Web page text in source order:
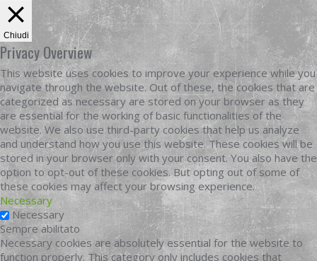
Chiudi
Privacy Overview
This website uses cookies to improve your experience while you
navigate through the website. Out of these, the cookies that are
categorized as necessary are stored on your browser as they
are essential for the working of basic functionalities of the
website. We also use third-party cookies that help us analyze
and understand how you use this website. These cookies will be
stored in your browser only with your consent. You also have the
option to opt-out of these cookies. But opting out of some of
these cookies may affect your browsing experience.
Necessary
Necessary
Sempre abilitato
Necessary cookies are absolutely essential for the website to
function properly. This category only includes cookies that